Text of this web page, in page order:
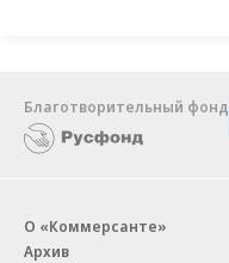
Благотворительный фонд
О «Коммерсанте»
Архив